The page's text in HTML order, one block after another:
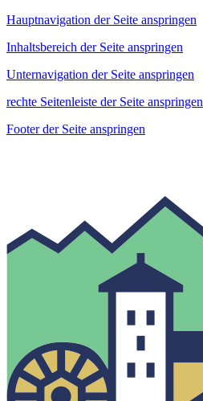
Hauptnavigation der Seite anspringen
Inhaltsbereich der Seite anspringen
Unternavigation der Seite anspringen
rechte Seitenleiste der Seite anspringen
Footer der Seite anspringen